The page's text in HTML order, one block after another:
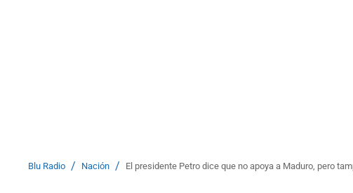
Blu Radio / Nación / El presidente Petro dice que no apoya a Maduro, pero